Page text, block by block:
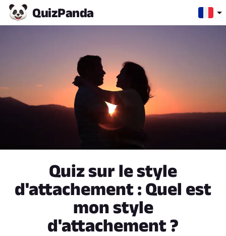
QuizPanda
Quiz sur le style
d'attachement : Quel est
mon style
d'attachement ?